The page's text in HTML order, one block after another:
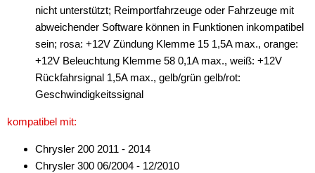
für Toyota
für Valtra
für VW
Universal
Marderschutz
nicht unterstützt; Reimportfahrzeuge oder Fahrzeuge mit
abweichender Software können in Funktionen inkompatibel
sein; rosa: +12V Zündung Klemme 15 1,5A max., orange:
+12V Beleuchtung Klemme 58 0,1A max., weiß: +12V
Rückfahrsignal 1,5A max., gelb/grün gelb/rot:
Geschwindigkeitssignal
kompatibel mit:
Chrysler 200 2011 - 2014
Chrysler 300 06/2004 - 12/2010